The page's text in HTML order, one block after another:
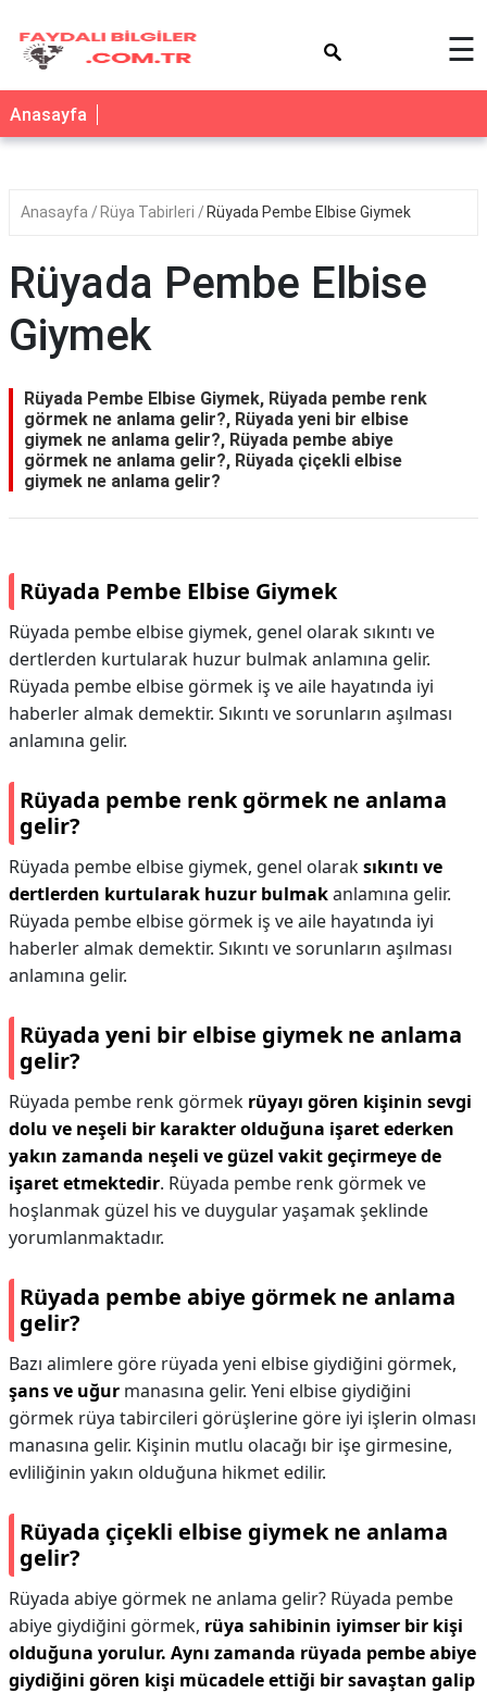
☰
Anasayfa
Anasayfa Rüya Tabirleri Rüyada Pembe Elbise Giymek
Rüyada Pembe Elbise
Giymek
Rüyada Pembe Elbise Giymek, Rüyada pembe renk
görmek ne anlama gelir?, Rüyada yeni bir elbise
giymek ne anlama gelir?, Rüyada pembe abiye
görmek ne anlama gelir?, Rüyada çiçekli elbise
giymek ne anlama gelir?
Rüyada Pembe Elbise Giymek
Rüyada pembe elbise giymek, genel olarak sıkıntı ve
dertlerden kurtularak huzur bulmak anlamına gelir.
Rüyada pembe elbise görmek iş ve aile hayatında iyi
haberler almak demektir. Sıkıntı ve sorunların aşılması
anlamına gelir.
Rüyada pembe renk görmek ne anlama
gelir?
Rüyada pembe elbise giymek, genel olaraksıkıntı ve
dertlerden kurtularak huzur bulmakanlamına gelir.
Rüyada pembe elbise görmek iş ve aile hayatında iyi
haberler almak demektir. Sıkıntı ve sorunların aşılması
anlamına gelir.
Rüyada yeni bir elbise giymek ne anlama
gelir?
Rüyada pembe renk görmek rüyayı gören kişinin sevgi
dolu ve neşeli bir karakter olduğuna işaret ederken
yakın zamanda neşeli ve güzel vakit geçirmeye de
işaret etmektedir. Rüyada pembe renk görmek ve
hoşlanmak güzel his ve duygular yaşamak şeklinde
yorumlanmaktadır.
Rüyada pembe abiye görmek ne anlama
gelir?
Bazı alimlere göre rüyada yeni elbise giydiğini görmek,
şans ve uğur manasına gelir. Yeni elbise giydiğini
görmek rüya tabircileri görüşlerine göre iyi işlerin olması
manasına gelir. Kişinin mutlu olacağı bir işe girmesine,
evliliğinin yakın olduğuna hikmet edilir.
Rüyada çiçekli elbise giymek ne anlama
gelir?
Rüyada abiye görmek ne anlama gelir? Rüyada pembe
abiye giydiğini görmek, rüya sahibinin iyimser bir kişi
olduğuna yorulur. Aynı zamanda rüyada pembe abiye
giydiğini gören kişi mücadele ettiği bir savaştan galip